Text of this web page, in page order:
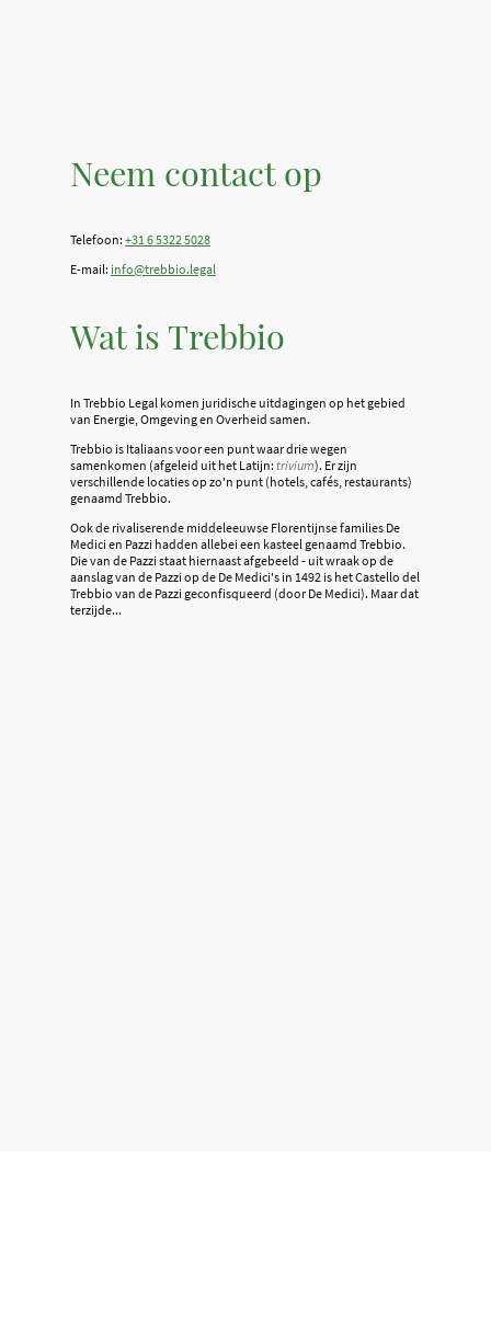
Neem contact op
Telefoon: +31 6 5322 5028
E-mail: info@trebbio.legal
Wat is Trebbio
In Trebbio Legal komen juridische uitdagingen op het gebied
van Energie, Omgeving en Overheid samen.
Trebbio is Italiaans voor een punt waar drie wegen
samenkomen (afgeleid uit het Latijn: trivium). Er zijn
verschillende locaties op zo'n punt (hotels, cafés, restaurants)
genaamd Trebbio.
Ook de rivaliserende middeleeuwse Florentijnse families De
Medici en Pazzi hadden allebei een kasteel genaamd Trebbio.
Die van de Pazzi staat hiernaast afgebeeld - uit wraak op de
aanslag van de Pazzi op de De Medici's in 1492 is het Castello del
Trebbio van de Pazzi geconfisqueerd (door De Medici). Maar dat
terzijde...